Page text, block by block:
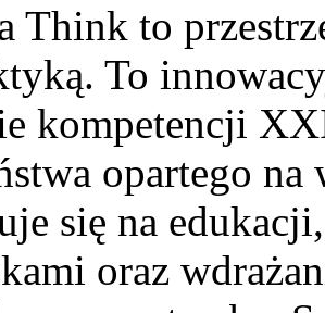
Think to
To
kompetencji
opartego
się na
oraz